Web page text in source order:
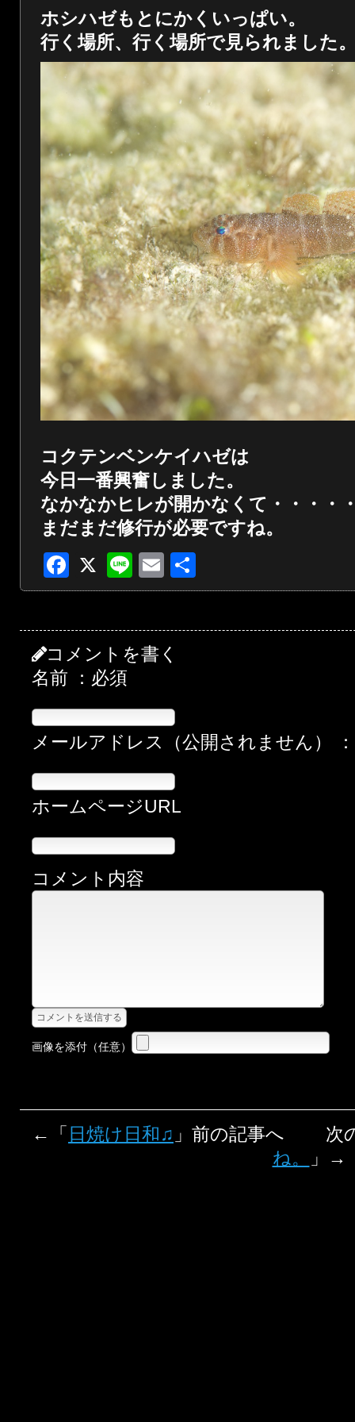
ホシハゼもとにかくいっぱい。
行く場所、行く場所で見られました
コクテンベンケイハゼは
今日一番興奮しました。
なかなかヒレが開かなくて・・・・
まだまだ修行が必要ですね。
Facebook
X LineEmail
有
コメントを書く
名前 ：必須
メールアドレス（公開されません）
ホームページURL
コメント内容
画像を添付（任意）
←「日焼け日和♫ 」前の記事へ 次
ね。
」→